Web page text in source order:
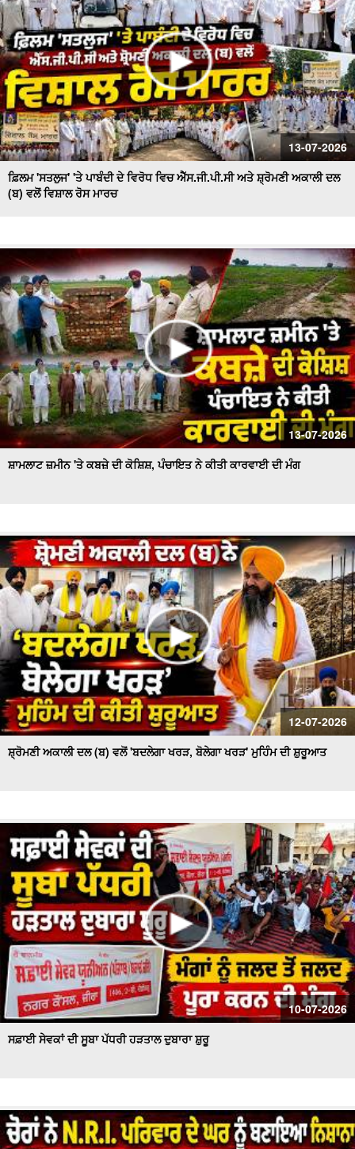
13-07-2026
ਫ਼ਿਲਮ 'ਸਤਲੁਜ' 'ਤੇ ਪਾਬੰਦੀ ਦੇ ਵਿਰੋਧ ਵਿਚ ਐੱਸ.ਜੀ.ਪੀ.ਸੀ ਅਤੇ ਸ਼੍ਰੋਮਣੀ ਅਕਾਲੀ ਦਲ
(ਬ) ਵਲੋਂ ਵਿਸ਼ਾਲ ਰੋਸ ਮਾਰਚ
13-07-2026
ਸ਼ਾਮਲਾਟ ਜ਼ਮੀਨ 'ਤੇ ਕਬਜ਼ੇ ਦੀ ਕੋਸ਼ਿਸ਼, ਪੰਚਾਇਤ ਨੇ ਕੀਤੀ ਕਾਰਵਾਈ ਦੀ ਮੰਗ
12-07-2026
ਸ਼੍ਰੋਮਣੀ ਅਕਾਲੀ ਦਲ (ਬ) ਵਲੋਂ 'ਬਦਲੇਗਾ ਖਰੜ, ਬੋਲੇਗਾ ਖਰੜ' ਮੁਹਿੰਮ ਦੀ ਸ਼ੁਰੂਆਤ
10-07-2026
ਸਫ਼ਾਈ ਸੇਵਕਾਂ ਦੀ ਸੂਬਾ ਪੱਧਰੀ ਹੜਤਾਲ ਦੁਬਾਰਾ ਸ਼ੁਰੂ